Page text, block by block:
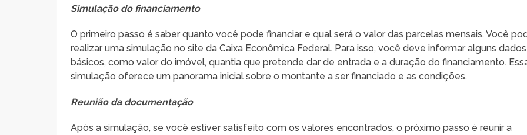
Simulação do financiamento
O primeiro passo é saber quanto você pode financiar e qual será o valor das parcelas mensais. Você
realizar uma simulação no site da Caixa Econômica Federal. Para isso, você deve informar alguns dados
básicos, como valor do imóvel, quantia que pretende dar de entrada e a duração do financiamento.
simulação oferece um panorama inicial sobre o montante a ser financiado e as condições.
Reunião da documentação
Após a simulação, se você estiver satisfeito com os valores encontrados, o próximo passo é reunir a